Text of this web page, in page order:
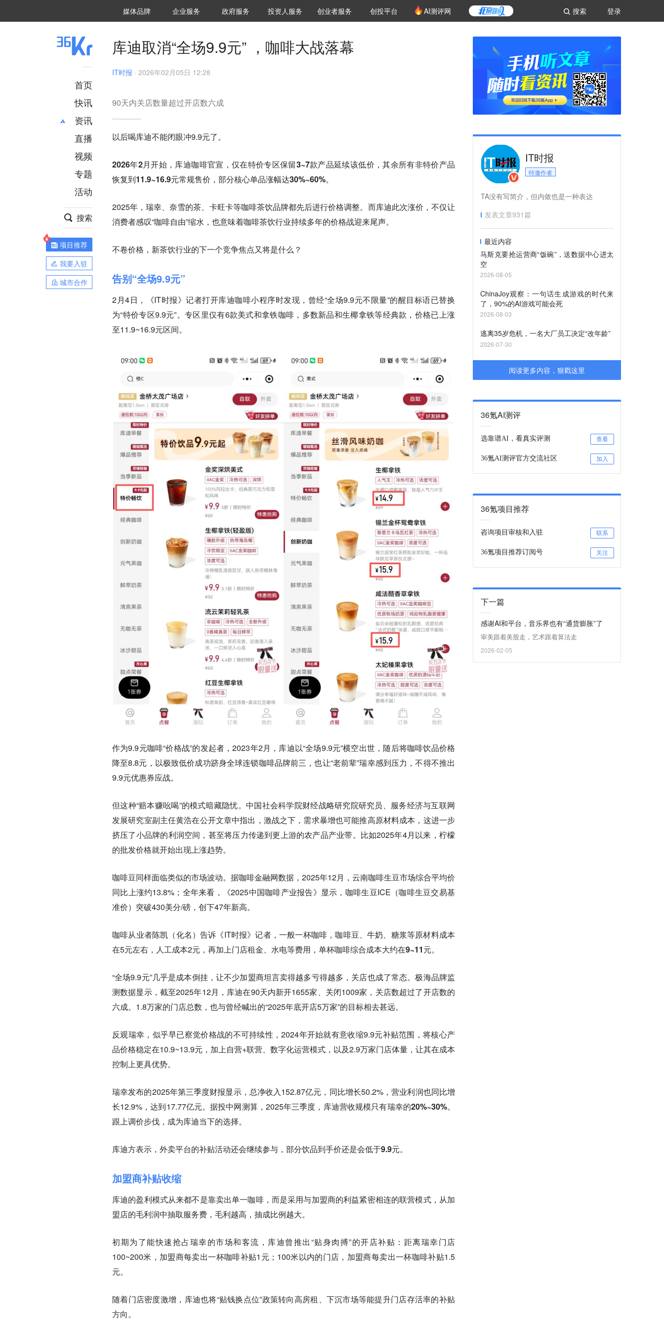
登录
搜索
媒体品牌 36Kr研究院
企业服务 城市之窗
政府服务 VClub投资机构库
投资机构职位推介
投资人服务 创投氪堂
创业者服务 创投平台 AI测评网
首页
快讯
资讯
推荐
财经
项目推荐
安徽
直播
视频
专题
活动
搜索
项目推荐
我要入驻
城市合作
库迪取消“全场9.9元” ，咖啡大战落幕
IT时报 · 2026年02月05日 12:28
90天内关店数量超过开店数六成
以后喝库迪不能闭眼冲9.9元了。
2026年2月开始，库迪咖啡官宣，仅在特价专区保留3~7款产品延续该低价，其余所有非特价产品
恢复到11.9~16.9元常规售价，部分核心单品涨幅达30%~60%。
2025年，瑞幸、奈雪的茶、卡旺卡等咖啡茶饮品牌都先后进行价格调整。而库迪此次涨价，不仅让
消费者感叹“咖啡自由”缩水，也意味着咖啡茶饮行业持续多年的价格战迎来尾声。
不卷价格，新茶饮行业的下一个竞争焦点又将是什么？
告别“全场9.9元”
2月4日，《IT时报》记者打开库迪咖啡小程序时发现，曾经“全场9.9元不限量”的醒目标语已替换
为“特价专区9.9元”。专区里仅有6款美式和拿铁咖啡，多数新品和生椰拿铁等经典款，价格已上涨
至11.9~16.9元区间。
作为9.9元咖啡“价格战”的发起者，2023年2月，库迪以“全场9.9元”横空出世，随后将咖啡饮品价格
降至8.8元，以极致低价成功跻身全球连锁咖啡品牌前三，也让“老前辈”瑞幸感到压力，不得不推出
9.9元优惠券应战。
但这种“赔本赚吆喝”的模式暗藏隐忧。中国社会科学院财经战略研究院研究员、服务经济与互联网
发展研究室副主任黄浩在公开文章中指出，激战之下，需求暴增也可能推高原材料成本，这进一步
挤压了小品牌的利润空间，甚至将压力传递到更上游的农产品产业带。比如2025年4月以来，柠檬
的批发价格就开始出现上涨趋势。
咖啡豆同样面临类似的市场波动。据咖啡金融网数据，2025年12月，云南咖啡生豆市场综合平均价
同比上涨约13.8%；全年来看，《2025中国咖啡产业报告》显示，咖啡生豆ICE（咖啡生豆交易基
准价）突破430美分/磅，创下47年新高。
咖啡从业者陈凯（化名）告诉《IT时报》记者，一般一杯咖啡，咖啡豆、牛奶、糖浆等原材料成本
在5元左右，人工成本2元，再加上门店租金、水电等费用， 单杯咖啡综合成本大约在9~11元。
“全场9.9元”几乎是成本倒挂，让不少加盟商坦言卖得越多亏得越多，关店也成了常态。极海品牌监
测数据显示，截至2025年12月，库迪在90天内新开1655家、关闭1009家，关店数超过了开店数的
六成。1.8万家的门店总数，也与曾经喊出的“2025年底开店5万家”的目标相去甚远。
反观瑞幸，似乎早已察觉价格战的不可持续性，2024年开始就有意收缩9.9元补贴范围，将核心产
品价格稳定在10.9~13.9元，加上自营+联营、数字化运营模式，以及2.9万家门店体量，让其在成本
控制上更具优势。
瑞幸发布的2025年第三季度财报显示，总净收入152.87亿元，同比增长50.2%，营业利润也同比增
长12.9%，达到17.77亿元。据投中网测算，2025年三季度， 库迪营收规模只有瑞幸的20%~30%。
跟上调价步伐，成为库迪当下的选择。
库迪方表示，外卖平台的补贴活动还会继续参与，部分饮品到手价还是会低于9.9元。
加盟商补贴收缩
库迪的盈利模式从来都不是靠卖出单一咖啡，而是采用与加盟商的利益紧密相连的联营模式，从加
盟店的毛利润中抽取服务费，毛利越高，抽成比例越大。
初期为了能快速抢占瑞幸的市场和客流，库迪曾推出“贴身肉搏”的开店补贴：距离瑞幸门店
100~200米，加盟商每卖出一杯咖啡补贴1元；100米以内的门店，加盟商每卖出一杯咖啡补贴1.5
元。
随着门店密度激增，库迪也将“贴钱换点位”政策转向高房租、下沉市场等能提升门店存活率的补贴
方向。
IT时报
特邀作者
TA没有写简介，但内敛也是一种表达
发表文章931篇
最近内容
马斯克要抢运营商“饭碗”，送数据中心进太
空
2026-08-05
ChinaJoy观察：一句话生成游戏的时代来
了，90%的AI游戏可能会死
2026-08-03
逃离35岁危机，一名大厂员工决定“改年龄”
2026-07-30
阅读更多内容，狠戳这里
36氪AI测评
选靠谱AI，看真实评测 查看
36氪AI测评官方交流社区 加入
36氪项目推荐
咨询项目审核和入驻 联系
36氪项目推荐订阅号 关注
下一篇
感谢AI和平台，音乐界也有“通货膨胀”了
审美跟着美股走，艺术跟着算法走
2026-02-05